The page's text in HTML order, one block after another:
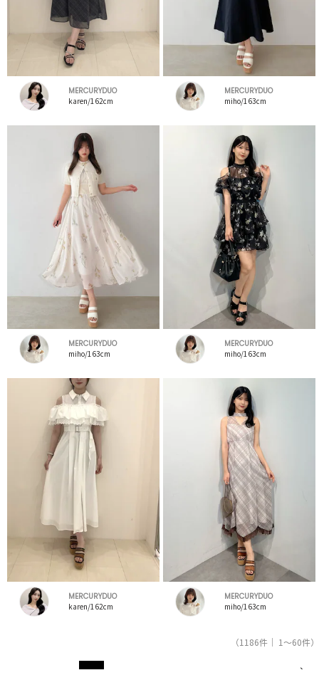
MERCURYDUO
karen/162cm
MERCURYDUO
miho/163cm
MERCURYDUO
miho/163cm
MERCURYDUO
miho/163cm
MERCURYDUO
karen/162cm
MERCURYDUO
miho/163cm
（1186件｜ 1～60件）
1